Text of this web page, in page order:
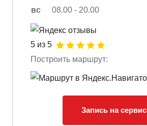
вс
08.00 - 20.00
5 из 5
Построить маршрут:
Запись на сервис